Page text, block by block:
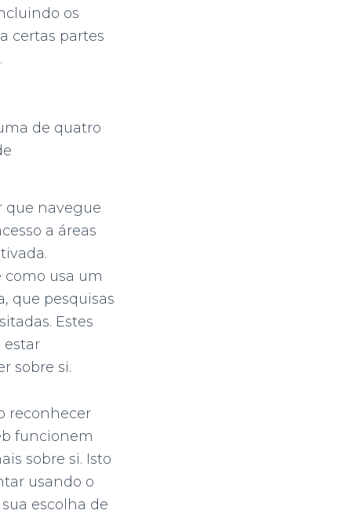
os
certas partes
de quatro
que navegue
a áreas
como usa um
que pesquisas
Estes
estar
sobre si.
reconhecer
funcionem
sobre si. Isto
usando o
escolha de